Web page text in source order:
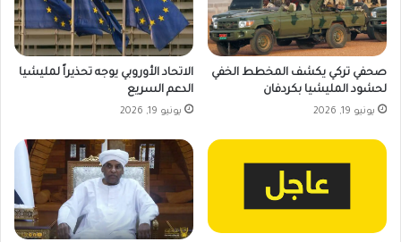
صحفي تركي يكشف المخطط الخفي
لحشود المليشيا بكردفان
يونيو 19, 2026
الاتحاد الأوروبي يوجه تحذيراً لمليشيا
الدعم السريع
يونيو 19, 2026